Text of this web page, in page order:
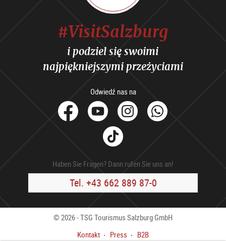
#VisitSalzburg
i podziel się swoimi
najpiękniejszymi przeżyciami
Odwiedź nas na
facebook
YoutubeInstagram
Tik
Tok
Haben Sie Fragen? Dann rufen Sie uns an!
Tel. +43 662 889 87-0
© 2026 - TSG Tourismus Salzburg GmbH
Kontakt
Press B2B